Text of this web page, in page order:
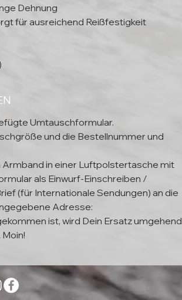
Dehnung
für ausreichend Reißfestigkeit
Umtauschformular.
und die Bestellnummer und
Armband in einer Luftpolstertasche mit
als Einwurf-Einschreiben /
(für Internationale Sendungen) an die
Adresse:
ist, wird Dein Ersatz umgehend